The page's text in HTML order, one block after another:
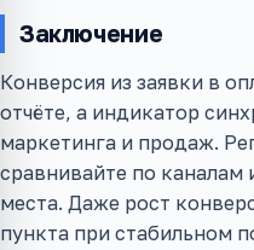
Заключение
Конверсия из заявки в
отчёте, а индикатор
маркетинга и продаж.
сравнивайте по
места. Даже рост
пункта при стабильном